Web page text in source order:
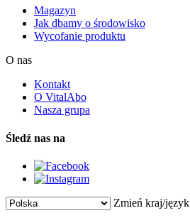
Magazyn
Jak dbamy o środowisko
Wycofanie produktu
O nas
Kontakt
O VitalAbo
Nasza grupa
Śledź nas na
Zmień kraj/język